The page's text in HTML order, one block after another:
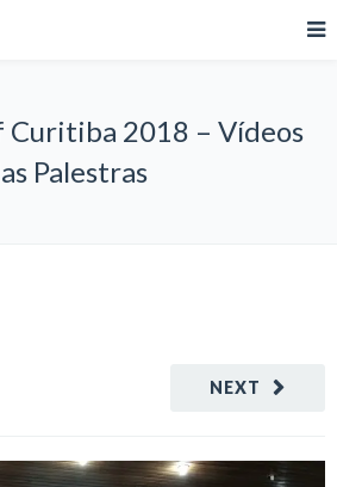
2018 – Vídeos
Palestras
NEXT